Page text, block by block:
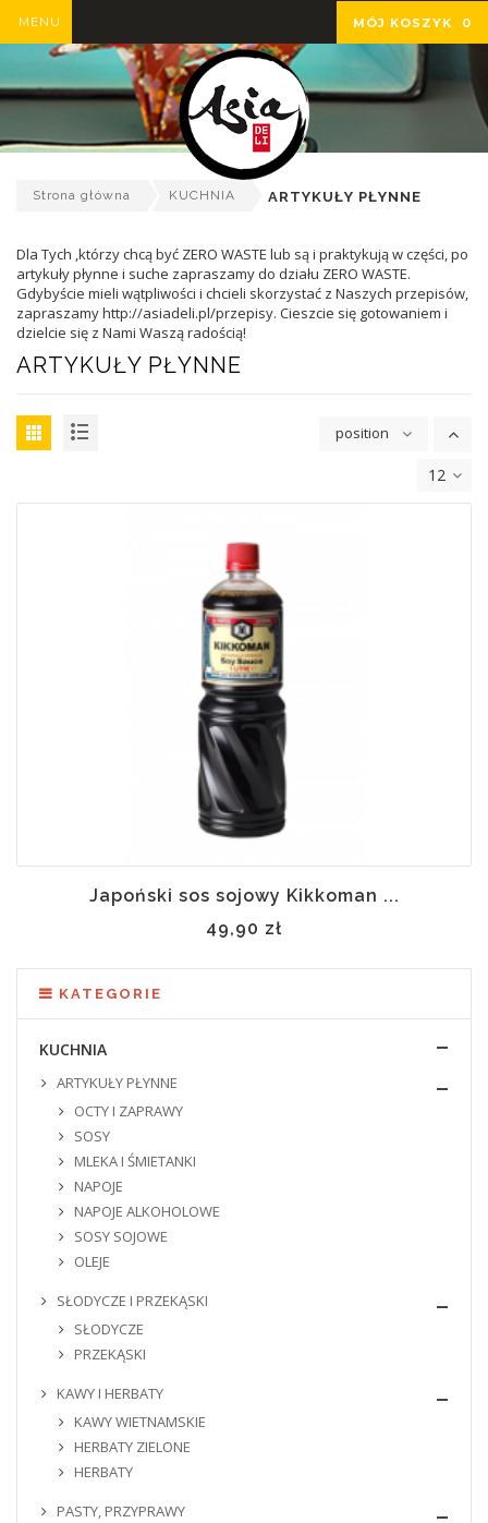
MÓJ KOSZYK 0
MENU
Strona główna KUCHNIA ARTYKUŁY PŁYNNE
Dla Tych ,którzy chcą być ZERO WASTE lub są i praktykują w części, po
artykuły płynne i suche zapraszamy do działu ZERO WASTE.
Gdybyście mieli wątpliwości i chcieli skorzystać z Naszych przepisów,
zapraszamy http://asiadeli.pl/przepisy. Cieszcie się gotowaniem i
dzielcie się z Nami Waszą radością!
ARTYKUŁY PŁYNNE
position
12
Japoński sos sojowy Kikkoman ...
49,90 zł
KATEGORIE
KUCHNIA
ARTYKUŁY PŁYNNE
OCTY I ZAPRAWY
SOSY
MLEKA I ŚMIETANKI
NAPOJE
NAPOJE ALKOHOLOWE
SOSY SOJOWE
OLEJE
SŁODYCZE I PRZEKĄSKI
SŁODYCZE
PRZEKĄSKI
KAWY I HERBATY
KAWY WIETNAMSKIE
HERBATY ZIELONE
HERBATY
PASTY, PRZYPRAWY